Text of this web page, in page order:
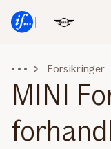
Forsikringer
MINI